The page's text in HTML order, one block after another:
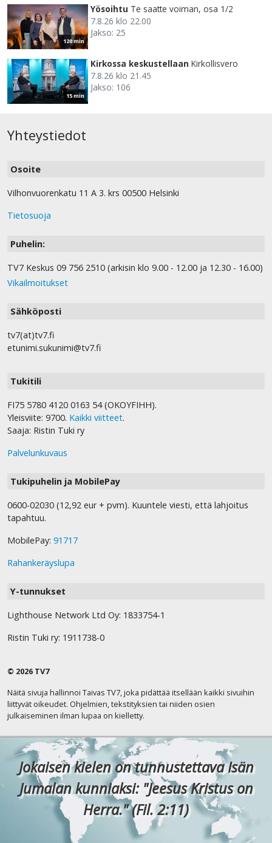
120 min
Yösoihtu Te saatte voiman, osa 1/2
7.8.26 klo 22.00
Jakso: 25
15 min
Kirkossa keskustellaan Kirkollisvero
7.8.26 klo 21.45
Jakso: 106
Yhteystiedot
Osoite
Vilhonvuorenkatu 11 A 3. krs 00500 Helsinki
Tietosuoja
Puhelin:
TV7 Keskus 09 756 2510 (arkisin klo 9.00 - 12.00 ja 12.30 - 16.00)
Vikailmoitukset
Sähköposti
tv7(at)tv7.fi
etunimi.sukunimi@tv7.fi
Tukitili
FI75 5780 4120 0163 54 (OKOYFIHH).
Yleisviite: 9700. Kaikki viitteet.
Saaja: Ristin Tuki ry
Palvelunkuvaus
Tukipuhelin ja MobilePay
0600-02030 (12,92 eur + pvm). Kuuntele viesti, että lahjoitus
tapahtuu.
MobilePay: 91717
Rahankeräyslupa
Y-tunnukset
Lighthouse Network Ltd Oy: 1833754-1
Ristin Tuki ry: 1911738-0
© 2026 TV7
Näitä sivuja hallinnoi Taivas TV7, joka pidättää itsellään kaikki sivuihin
liittyvät oikeudet. Ohjelmien, tekstityksien tai niiden osien
julkaiseminen ilman lupaa on kielletty.
Jokaisen kielen on tunnustettava Isän
Jumalan kunniaksi: "Jeesus Kristus on
Herra." (Fil. 2:11)